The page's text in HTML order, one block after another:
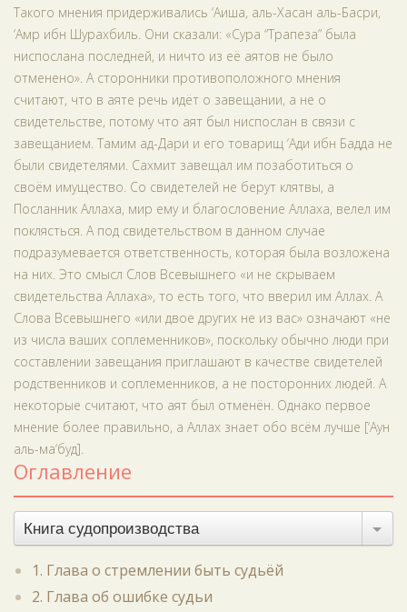
Такого мнения придерживались ‘Аиша, аль-Хасан аль-Басри,
‘Амр ибн Шурахбиль. Они сказали: «Сура “Трапеза” была
ниспослана последней, и ничто из её аятов не было
отменено». А сторонники противоположного мнения
считают, что в аяте речь идёт о завещании, а не о
свидетельстве, потому что аят был ниспослан в связи с
завещанием. Тамим ад-Дари и его товарищ ‘Ади ибн Бадда не
были свидетелями. Сахмит завещал им позаботиться о
своём имущество. Со свидетелей не берут клятвы, а
Посланник Аллаха, мир ему и благословение Аллаха, велел им
поклясться. А под свидетельством в данном случае
подразумевается ответственность, которая была возложена
на них. Это смысл Слов Всевышнего «и не скрываем
свидетельства Аллаха», то есть того, что вверил им Аллах. А
Слова Всевышнего «или двое других не из вас» означают «не
из числа ваших соплеменников», поскольку обычно люди при
составлении завещания приглашают в качестве свидетелей
родственников и соплеменников, а не посторонних людей. А
некоторые считают, что аят был отменён. Однако первое
мнение более правильно, а Аллах знает обо всём лучше [‘Аун
аль-ма‘буд].
Оглавление
Книга судопроизводства
1. Глава о стремлении быть судьёй
2. Глава об ошибке судьи